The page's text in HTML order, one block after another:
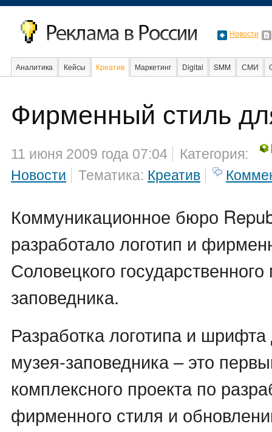
Новости
Аналитика Кейсы Креатив Маркетинг Digital SMM СМИ
Фирменный стиль
11 июня 2009 года 07:04
Категория:
Новости
Тематика: Креатив
Коммуникационное бюро
разработало логотип и
Соловецкого
заповедника.
Разработка логотипа и
музея-заповедника – это
комплексного проекта по
фирменного стиля и